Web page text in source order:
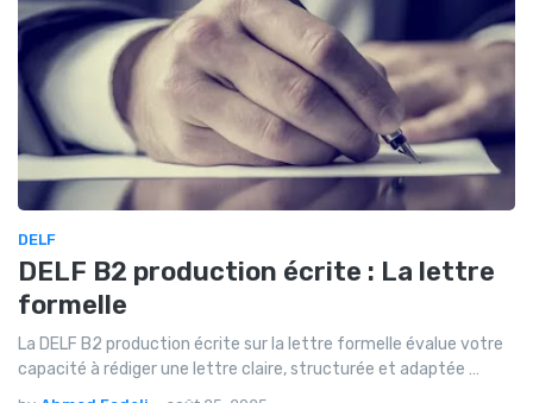
DELF
DELF B2 production écrite : La lettre
formelle
La DELF B2 production écrite sur la lettre formelle évalue votre
capacité à rédiger une lettre claire, structurée et adaptée …